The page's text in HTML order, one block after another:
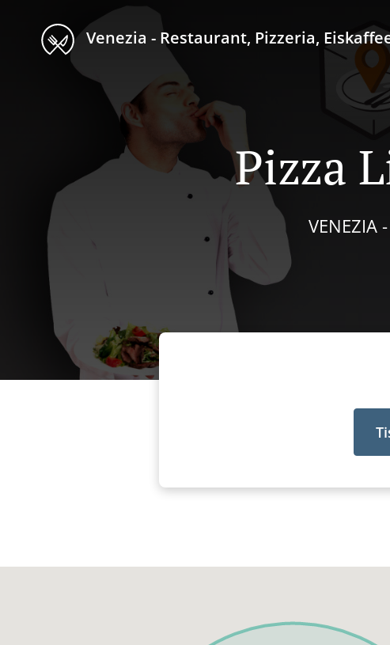
Venezia - Restaurant, Pizzeria, Eiskaffee
Pizza
VENEZIA